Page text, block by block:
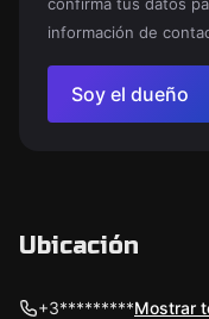
información de
Soy el dueño
Ubicación
+3*********Mostrar